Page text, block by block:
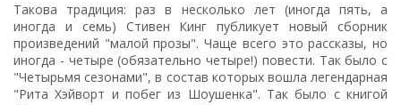
Такова традиция: раз в несколько лет (иногда пять, а
иногда и семь) Стивен Кинг публикует новый сборник
произведений "малой прозы". Чаще всего это рассказы, но
иногда - четыре (обязательно четыре!) повести. Так было с
"Четырьмя сезонами", в состав которых вошла легендарная
"Рита Хэйворт и побег из Шоушенка". Так было с книгой